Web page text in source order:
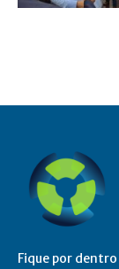
Fique por